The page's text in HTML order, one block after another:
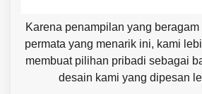
Karena penampilan yang
permata yang menarik ini, kami
membuat pilihan pribadi sebagai
desain kami yang dipesan